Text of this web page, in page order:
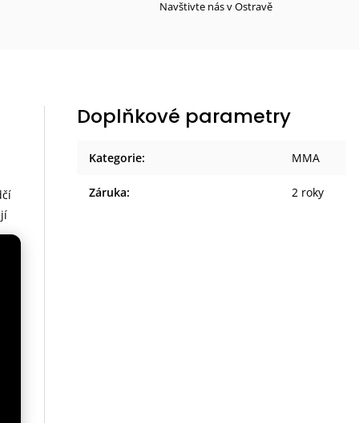
Navštivte nás v Ostravě
Doplňkové parametry
Kategorie: MMA
Záruka: 2 roky